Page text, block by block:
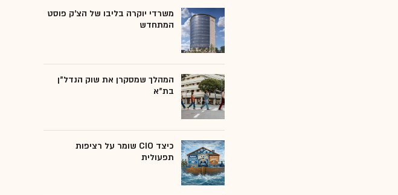
משרדי יוקרה בליבו של הצ'ק פוסט
המתחדש
המהלך שמסקרן את שוק הנדל"ן
בת"א
כיצד CIO שומר על רציפות
תפעולית